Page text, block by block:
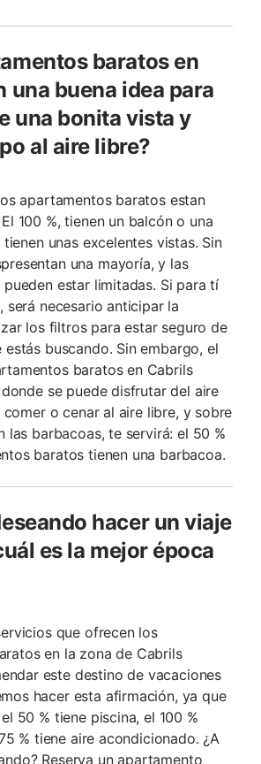
baratos en
una buena idea para
una bonita vista y
al aire libre?
apartamentos baratos estan
100 %, tienen un balcón o una
unas excelentes vistas. Sin
una mayoría, y las
estar limitadas. Si para tí
será necesario anticipar la
los filtros para estar seguro de
buscando. Sin embargo, el
baratos en Cabrils
se puede disfrutar del aire
o cenar al aire libre, y sobre
las barbacoas, te servirá: el 50 %
baratos tienen una barbacoa.
hacer un viaje
es la mejor época
que ofrecen los
en la zona de Cabrils
este destino de vacaciones
hacer esta afirmación, ya que
50 % tiene piscina, el 100 %
% tiene aire acondicionado. ¿A
Reserva un apartamento